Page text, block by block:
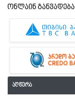
ონლაინ განვადება
აღწერა